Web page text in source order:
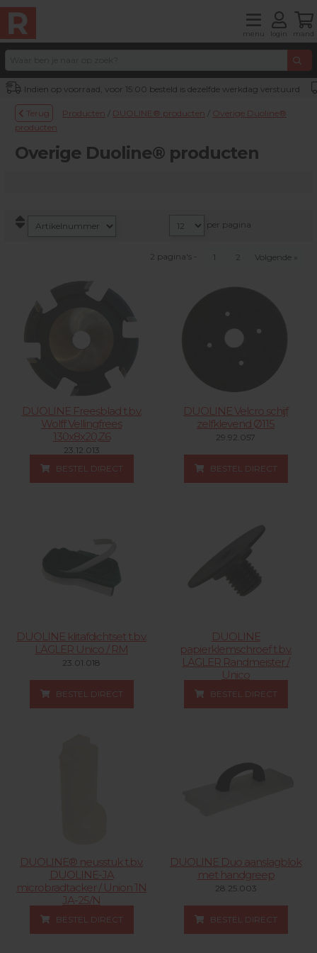
menu login mand
Indien op voorraad, voor 15:00 besteld is dezelfde werkdag verstuurd
Terug Producten / DUOLINE® producten / Overige Duoline®
producten
Overige Duoline® producten
per pagina
2 pagina's - 1 2 Volgende »
DUOLINE Freesblad t.b.v.
Wolff Vellingfrees
130x8x20,Z6
23.12.013
BESTEL DIRECT
DUOLINE Velcro schijf
zelfklevend Ø115
29.92.057
BESTEL DIRECT
DUOLINE klitafdichtset t.b.v.
LÄGLER Unico / RM
23.01.018
BESTEL DIRECT
DUOLINE
papierklemschroef t.b.v.
LÄGLER Randmeister /
Unico
BESTEL DIRECT
DUOLINE® neusstuk t.b.v.
DUOLINE-JA
microbradtacker / Union 1N
JA-25/N
BESTEL DIRECT
DUOLINE Duo aanslagblok
met handgreep
28.25.003
BESTEL DIRECT